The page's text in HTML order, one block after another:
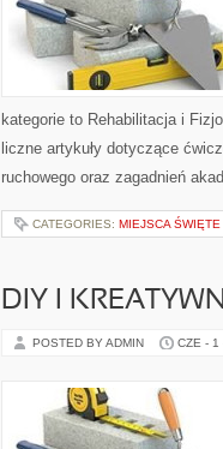
kategorie to Rehabilitacja i
liczne artykuły dotyczące
ruchowego oraz zagadnień
CATEGORIES: MIEJSCA ŚWIĘTE
DIY I
POSTED BY ADMIN CZE - 1